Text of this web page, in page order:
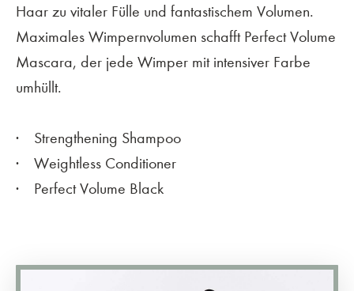
Haar zu vitaler Fülle und fantastischem Volumen.
Maximales Wimpernvolumen schafft Perfect Volume
Mascara, der jede Wimper mit intensiver Farbe
umhüllt.
Strengthening Shampoo
Weightless Conditioner
Perfect Volume Black